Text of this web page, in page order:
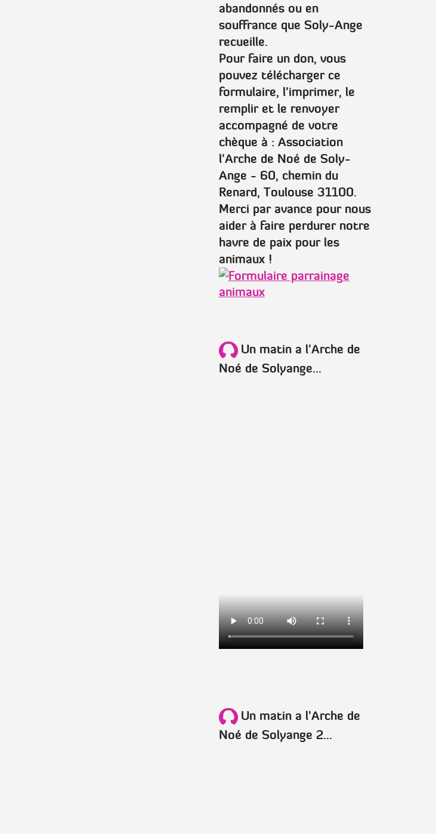
abandonnés ou en
souffrance que Soly-Ange
recueille.
Pour faire un don, vous
pouvez télécharger ce
formulaire, l'imprimer, le
remplir et le renvoyer
accompagné de votre
chèque à : Association
l'Arche de Noé de Soly-
Ange - 60, chemin du
Renard, Toulouse 31100.
Merci par avance pour nous
aider à faire perdurer notre
havre de paix pour les
animaux !
Un matin a l'Arche de
Noé de Solyange...
Un matin a l'Arche de
Noé de Solyange 2...